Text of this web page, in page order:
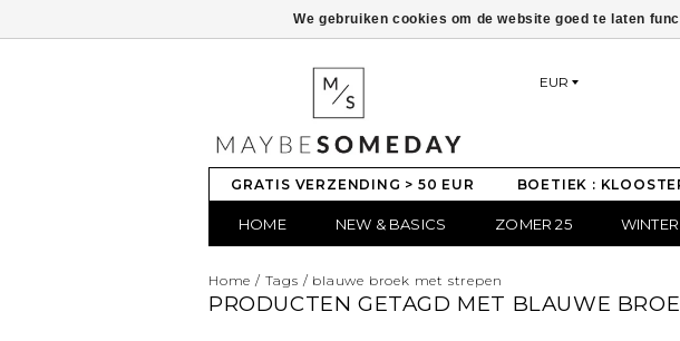
EUR
GRATIS VERZENDING > 50 EUR BOETIEK :
HOME NEW & BASICS ZOMER 25
Home / Tags / blauwe broek met strepen
PRODUCTEN GETAGD MET BLAUWE
We gebruiken cookies om de website goed te laten